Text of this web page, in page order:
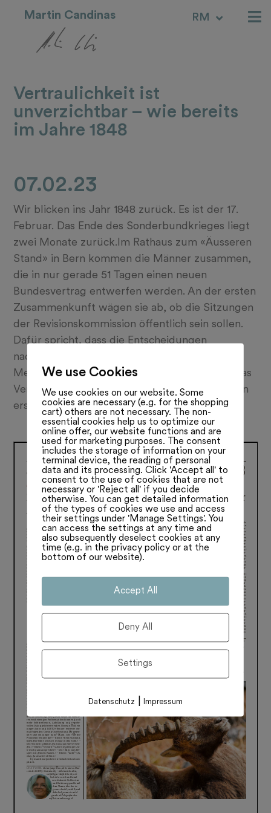
Martin Candinas RM
IT
Vertraulichkeit ist
unverzichtbar – wie bereits
im Jahre 1848
07.02.23
Wir blicken ins Jahr 1848 zurück. Es ist der 17.
Februar. Das Ende des Sonderbundkrieges liegt
zwei Monate zurück.Im Rathaus zum «Äusseren
Stand» in Bern kommen die Männer zusammen,
die in nur gerade 51 Tagen einen neuen
Bundesvertrag entwerfen werden. An der ersten
Zusammenkunft wägen sie ab, ob die Sitzungen
der Revisionskommission öffentlich sein sollen.
Dafür spricht, dass die Entscheidungen
nachvollziehbar sind, der öffentlichen
Meinungsbildung dienen, die Akzeptanz für das
Verfassungsprojekt erhöhen und Indiskretionen
erschweren. Lesen Sie mehr:
We use Cookies
We use cookies on our website. Some
cookies are necessary (e.g. for the shopping
cart) others are not necessary. The non-
essential cookies help us to optimize our
online offer, our website functions and are
used for marketing purposes. The consent
includes the storage of information on your
terminal device, the reading of personal
data and its processing. Click 'Accept all' to
consent to the use of cookies that are not
necessary or 'Reject all' if you decide
otherwise. You can get detailed information
of the types of cookies we use and access
their settings under 'Manage Settings'. You
can access the settings at any time and
also subsequently deselect cookies at any
time (e.g. in the privacy policy or at the
bottom of our website).
Accept All
Deny All
Settings
Datenschutz Impressum